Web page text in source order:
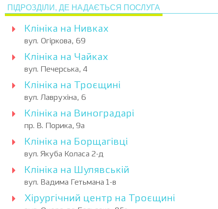
ПІДРОЗДІЛИ, ДЕ НАДАЄТЬСЯ ПОСЛУГА
Клініка на Нивках
вул. Огіркова, 69
Клініка на Чайках
вул. Печерська, 4
Клініка на Троєщині
вул. Лаврухіна, 6
Клініка на Виноградарі
пр. В. Порика, 9а
Клініка на Борщагівці
вул. Якуба Коласа 2-д
Клініка на Шулявській
вул. Вадима Гетьмана 1-в
Хірургічний центр на Троєщині